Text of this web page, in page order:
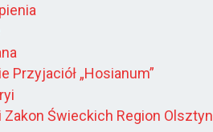
Przyjaciół „Hosianum”
Świeckich Region Olsztyn